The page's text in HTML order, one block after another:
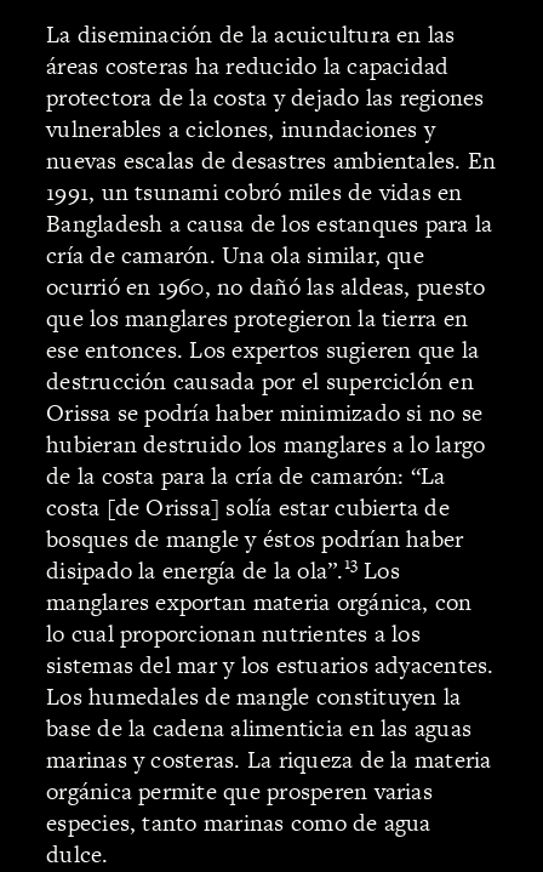
La diseminación de la acuicultura en las
áreas costeras ha reducido la capacidad
protectora de la costa y dejado las regiones
vulnerables a ciclones, inundaciones y
nuevas escalas de desastres ambientales. En
1991, un tsunami cobró miles de vidas en
Bangladesh a causa de los estanques para la
cría de camarón. Una ola similar, que
ocurrió en 1960, no dañó las aldeas, puesto
que los manglares protegieron la tierra en
ese entonces. Los expertos sugieren que la
destrucción causada por el superciclón en
Orissa se podría haber minimizado si no se
hubieran destruido los manglares a lo largo
de la costa para la cría de camarón: “La
costa [de Orissa] solía estar cubierta de
bosques de mangle y éstos podrían haber
disipado la energía de la ola”.13 Los
manglares exportan materia orgánica, con
lo cual proporcionan nutrientes a los
sistemas del mar y los estuarios adyacentes.
Los humedales de mangle constituyen la
base de la cadena alimenticia en las aguas
marinas y costeras. La riqueza de la materia
orgánica permite que prosperen varias
especies, tanto marinas como de agua
dulce.